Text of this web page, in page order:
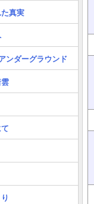
真実
ンダーグラウンド